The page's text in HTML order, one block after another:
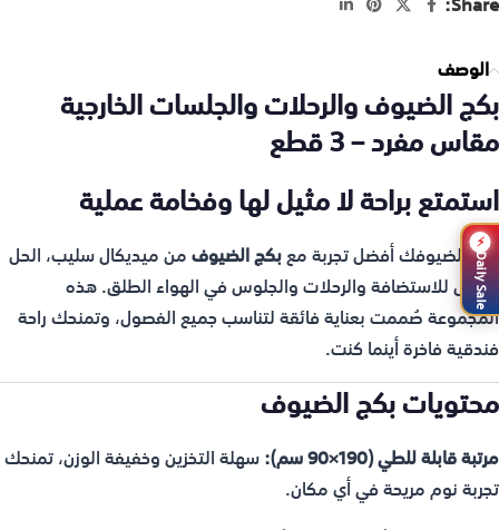
الوصف
بكج الضيوف والرحلات والجلسات الخارجية
مقاس مفرد – 3 قطع
استمتع براحة لا مثيل لها وفخامة عملية
قدّم لضيوفك أفضل تجربة معبكج الضيوفمن ميديكال سليب، الحل
الأمثل للاستضافة والرحلات والجلوس في الهواء الطلق. هذه
المجموعة صُممت بعناية فائقة لتناسب جميع الفصول، وتمنحك راحة
فندقية فاخرة أينما كنت.
محتويات بكج الضيوف
مرتبة قابلة للطي (190×90 سم):
سهلة التخزين وخفيفة الوزن، تمنحك
تجربة نوم مريحة في أي مكان.
⚡
Daily Sale